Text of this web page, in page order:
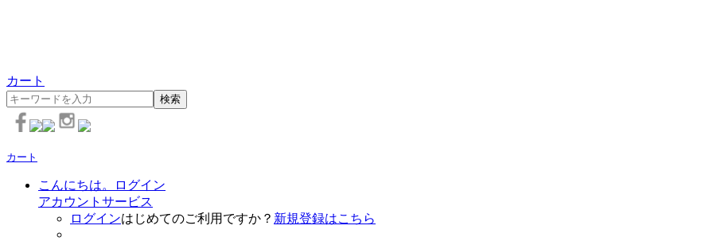
カート
検索
カート
こんにちは。ログイン
アカウントサービス
ログインはじめてのご利用ですか？ 新規登録はこちら